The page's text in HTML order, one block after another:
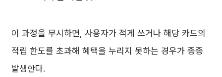
이 과정을 무시하면, 사용자가 적게 쓰거나 해당 카드의
적립 한도를 초과해 혜택을 누리지 못하는 경우가 종종
발생한다.